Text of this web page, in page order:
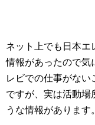
ネット上でも日本エ
情報があったので気
レビでの仕事がない
ですが、実は活動場
うな情報があります。